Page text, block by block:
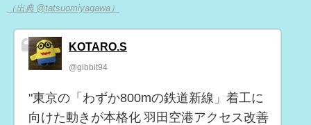
（出典 @tatsuomiyagawa）
KOTARO.S
@gibbit94
"東京の「わずか800mの鉄道新線」着工に
向けた動きが本格化 羽田空港アクセス改善